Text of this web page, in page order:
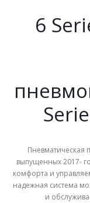
6
Пневматическая
выпущенных 2017-
комфорта и
надежная система
и